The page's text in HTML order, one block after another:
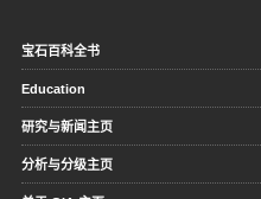
宝石百科全书
Education
研究与新闻主页
分析与分级主页